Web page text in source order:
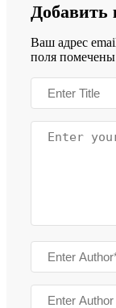
Добавить
Ваш адрес
поля помечены